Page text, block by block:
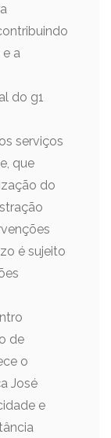
a
do g1
serviços
que
do
é sujeito
de
o
José
e